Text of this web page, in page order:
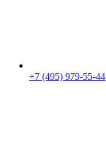
+7 (495) 979-55-44